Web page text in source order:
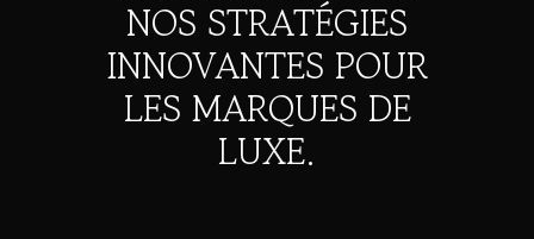
NOS STRATÉGIES
INNOVANTES POUR
LES MARQUES DE
LUXE.